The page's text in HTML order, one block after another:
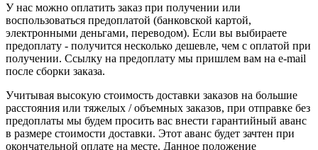
У нас можно оплатить заказ при получении или
воспользоваться предоплатой (банковской картой,
электронными деньгами, переводом). Если вы выбираете
предоплату - получится несколько дешевле, чем с оплатой при
получении. Ссылку на предоплату мы пришлем вам на e-mail
после сборки заказа.
Учитывая высокую стоимость доставки заказов на большие
расстояния или тяжелых / объемных заказов, при отправке без
предоплаты мы будем просить вас внести гарантийный аванс
в размере стоимости доставки. Этот аванс будет зачтен при
окончательной оплате на месте. Данное положение